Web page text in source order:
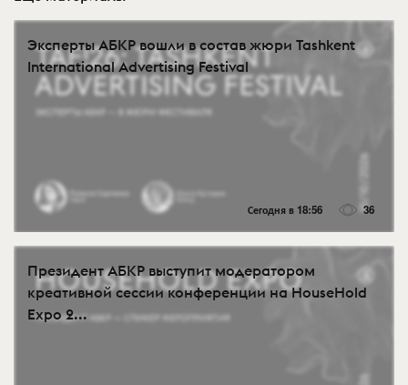
Эксперты АБКР вошли в состав жюри Tashkent
International Advertising Festival
Сегодня в 18:56 36
Президент АБКР выступит модератором
креативной сессии конференции на HouseHold
Expo 2...